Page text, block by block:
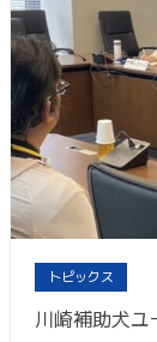
トピックス
川崎補助犬ユ